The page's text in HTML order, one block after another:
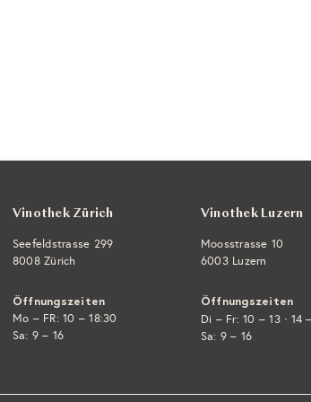
Vinothek Zürich
Seefeldstrasse 299
8008 Zürich
Öffnungszeiten
Mo – FR: 10 – 18:30
Sa: 9 – 16
Vinothek Luzern
Moosstrasse 10
6003 Luzern
Öffnungszeiten
Di – Fr: 10 – 13 · 14
Sa: 9 – 16